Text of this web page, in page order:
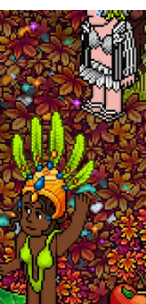
um inédito
no dia 09/02,...